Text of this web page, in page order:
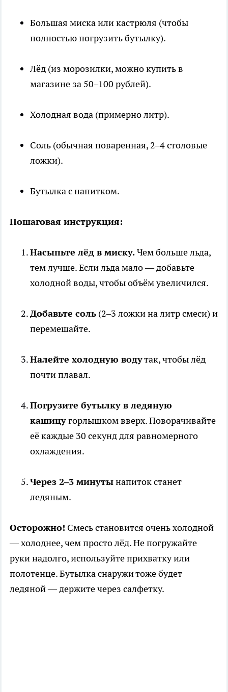
Большая миска или кастрюля (чтобы
полностью погрузить бутылку).
Лёд (из морозилки, можно купить в
магазине за 50–100 рублей).
Холодная вода (примерно литр).
Соль (обычная поваренная, 2–4 столовые
ложки).
Бутылка с напитком.
Пошаговая инструкция:
Насыпьте лёд в миску.Чем больше льда,
тем лучше. Если льда мало — добавьте
холодной воды, чтобы объём увеличился.
Добавьте соль (2–3 ложки на литр смеси) и
перемешайте.
Налейте холодную водутак, чтобы лёд
почти плавал.
Погрузите бутылку в ледяную
кашицугорлышком вверх. Поворачивайте
её каждые 30 секунд для равномерного
охлаждения.
Через 2–3 минутынапиток станет
ледяным.
Осторожно! Смесь становится очень холодной
— холоднее, чем просто лёд. Не погружайте
руки надолго, используйте прихватку или
полотенце. Бутылка снаружи тоже будет
ледяной — держите через салфетку.